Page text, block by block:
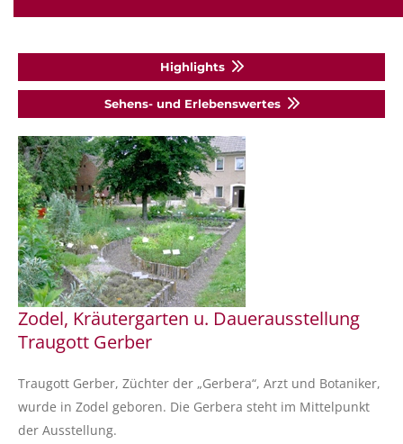
Highlights
Sehens- und Erlebenswertes
Zodel, Kräutergarten u. Dauerausstellung
Traugott Gerber
Traugott Gerber, Züchter der „Gerbera“, Arzt und Botaniker,
wurde in Zodel geboren. Die Gerbera steht im Mittelpunkt
der Ausstellung.